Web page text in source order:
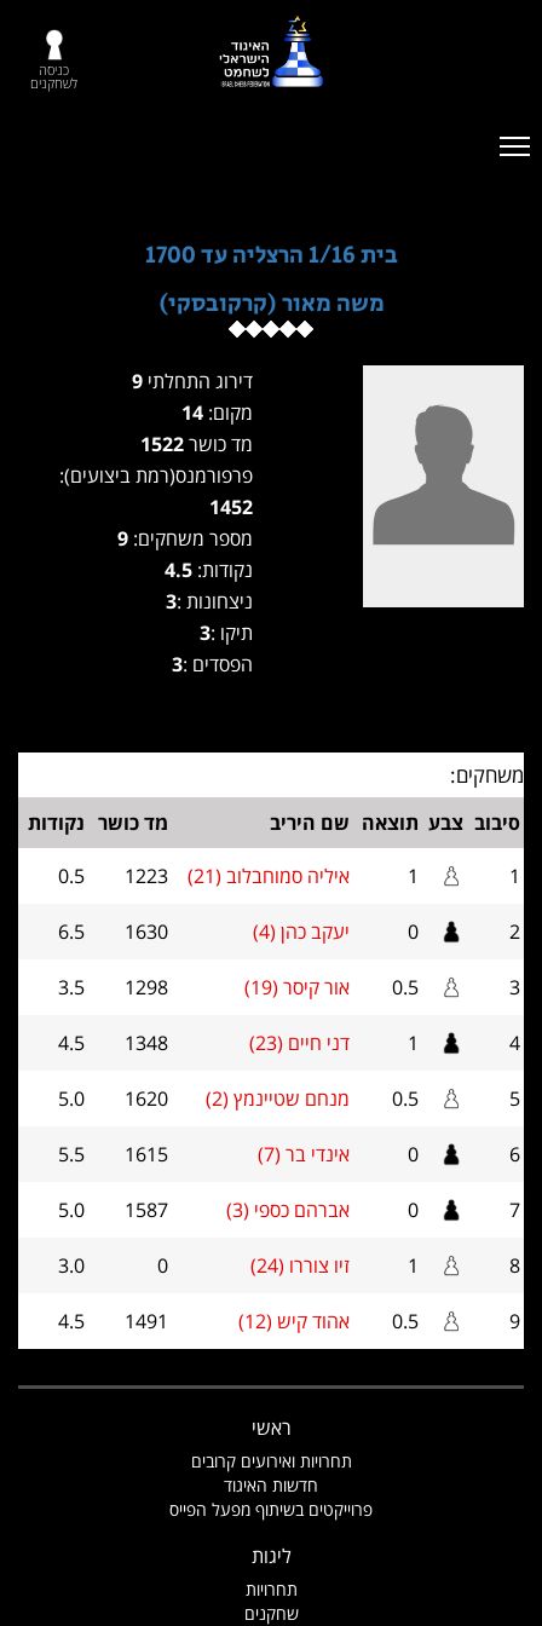
כניסה
לשחקנים
בית 1/16 הרצליה עד 1700
משה מאור (קרקובסקי)
דירוג התחלתי
מקום:
מד כושר
פרפורמנס(רמת ביצועים):
1452
מספר משחקים:
נקודות: 4.5
ניצחונות :3
תיקו :3
הפסדים :3
משחקים:
סיבוב צבע תוצאה שם היריב מד כושר נקודות
1
1 איליה סמוחבלוב (21) 1223
0.5
2
0 יעקב כהן (4) 1630
6.5
3
0.5 אור קיסר (19) 1298
3.5
4
1 דני חיים (23) 1348
4.5
5
0.5 מנחם שטיינמץ (2) 1620
5.0
6
0 אינדי בר (7) 1615
5.5
7
0 אברהם כספי (3) 1587
5.0
8
1 זיו צוררו (24) 0
3.0
9
0.5 אהוד קיש (12) 1491
4.5
ראשי
תחרויות ואירועים קרובים
חדשות האיגוד
פרוייקטים בשיתוף מפעל הפייס
ליגות
תחרויות
שחקנים